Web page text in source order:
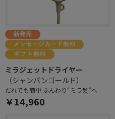
ミラジェットドライヤー
（シャンパンゴールド）
だれでも簡単 ふんわり“ミラ髪”へ
￥14,960